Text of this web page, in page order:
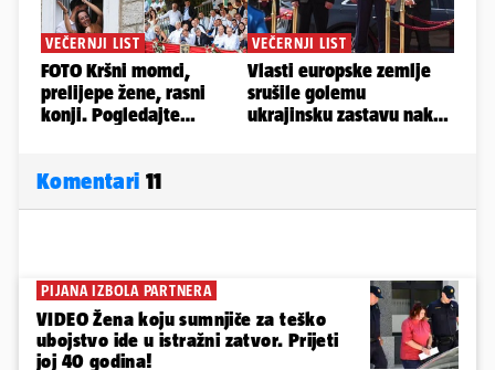
Komentari 11
PIJANA IZBOLA PARTNERA
VIDEO Žena koju sumnjiče za teško
ubojstvo ide u istražni zatvor. Prijeti
joj 40 godina!